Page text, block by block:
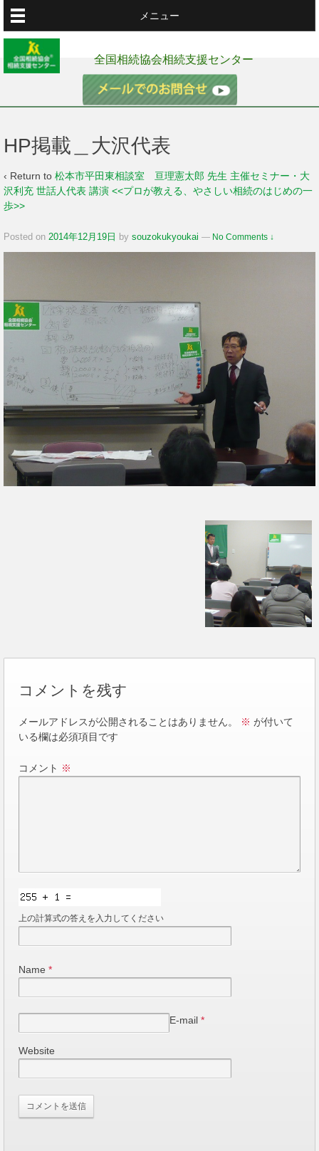
メニュー
全国相続協会相続支援センター
HP掲載＿大沢代表
‹ Return to 松本市平田東相談室 亘理憲太郎 先生 主催セミナー・大
沢利充 世話人代表 講演 <<プロが教える、やさしい相続のはじめの一
歩>>
Posted on 2014年12月19日 by souzokukyoukai — No Comments ↓
コメントを残す
メールアドレスが公開されることはありません。 ※ が付いて
いる欄は必須項目です
コメント ※
上の計算式の答えを入力してください
Name *
E-mail *
Website